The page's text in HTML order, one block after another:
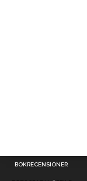
BOKRECENSIONER